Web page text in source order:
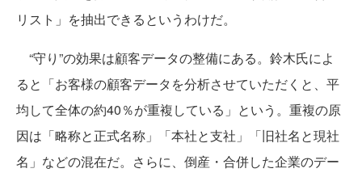
リスト」を抽出できるというわけだ。
“守り”の効果は顧客データの整備にある。鈴木氏によ
ると「お客様の顧客データを分析させていただくと、平
均して全体の約40％が重複している」という。重複の原
因は「略称と正式名称」「本社と支社」「旧社名と現社
名」などの混在だ。さらに、倒産・合併した企業のデー